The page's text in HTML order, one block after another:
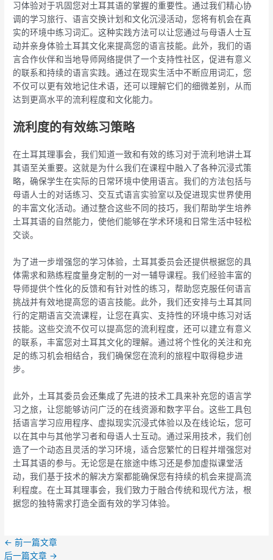
习体验对于巩固您对土耳其语的掌握的重要性。通过我们精心协
调的学习旅行、语言交换计划和文化沉浸活动，您将有机会在真
实的环境中练习词汇。这种实践方法可以让您通过与母语人士互
动并亲身体验土耳其文化来提高您的语言技能。此外，我们的语
言合作伙伴和当地导师网络提供了一个支持性社区，促进有意义
的联系和持续的语言实践。通过在现实生活中不断应用词汇，您
不仅可以更有效地记住术语，还可以理解它们的细微差别，从而
达到更高水平的流利程度和文化能力。
流利度的有效练习策略
在土耳其理事会，我们知道一致和有效的练习对于流利地讲土耳
其语至关重要。这就是为什么我们在课程中融入了各种沉浸式策
略，确保学生在实际的日常环境中使用语言。我们的方法包括与
母语人士的对话练习、交互式语言实验室以及促进现实世界使用
的丰富文化活动。通过整合这些不同的技巧，我们帮助学生培养
土耳其语的自然能力，使他们能够在学术环境和日常生活中轻松
交谈。
为了进一步增强您的学习体验，土耳其委员会还提供根据您的具
体需求和熟练程度量身定制的一对一辅导课程。我们经验丰富的
导师提供个性化的反馈和有针对性的练习，帮助您克服任何语言
挑战并有效地提高您的语言技能。此外，我们还安排与土耳其同
行的定期语言交流课程，让您在真实、支持性的环境中练习对话
技能。这些交流不仅可以提高您的流利程度，还可以建立有意义
的联系，丰富您对土耳其文化的理解。通过将个性化的关注和充
足的练习机会相结合，我们确保您在流利的旅程中取得稳步进
步。
此外，土耳其委员会还集成了先进的技术工具来补充您的语言学
习之旅，让您能够访问广泛的在线资源和数字平台。这些工具包
括语言学习应用程序、虚拟现实沉浸式体验以及在线论坛，您可
以在其中与其他学习者和母语人士互动。通过采用技术，我们创
造了一个动态且灵活的学习环境，适合您繁忙的日程并增强您对
土耳其语的参与。无论您是在旅途中练习还是参加虚拟课堂活
动，我们基于技术的解决方案都能确保您有持续的机会来提高流
利程度。在土耳其理事会，我们致力于融合传统和现代方法，根
据您的独特需求打造全面有效的学习体验。
← 前一篇文章
后一篇文章 →